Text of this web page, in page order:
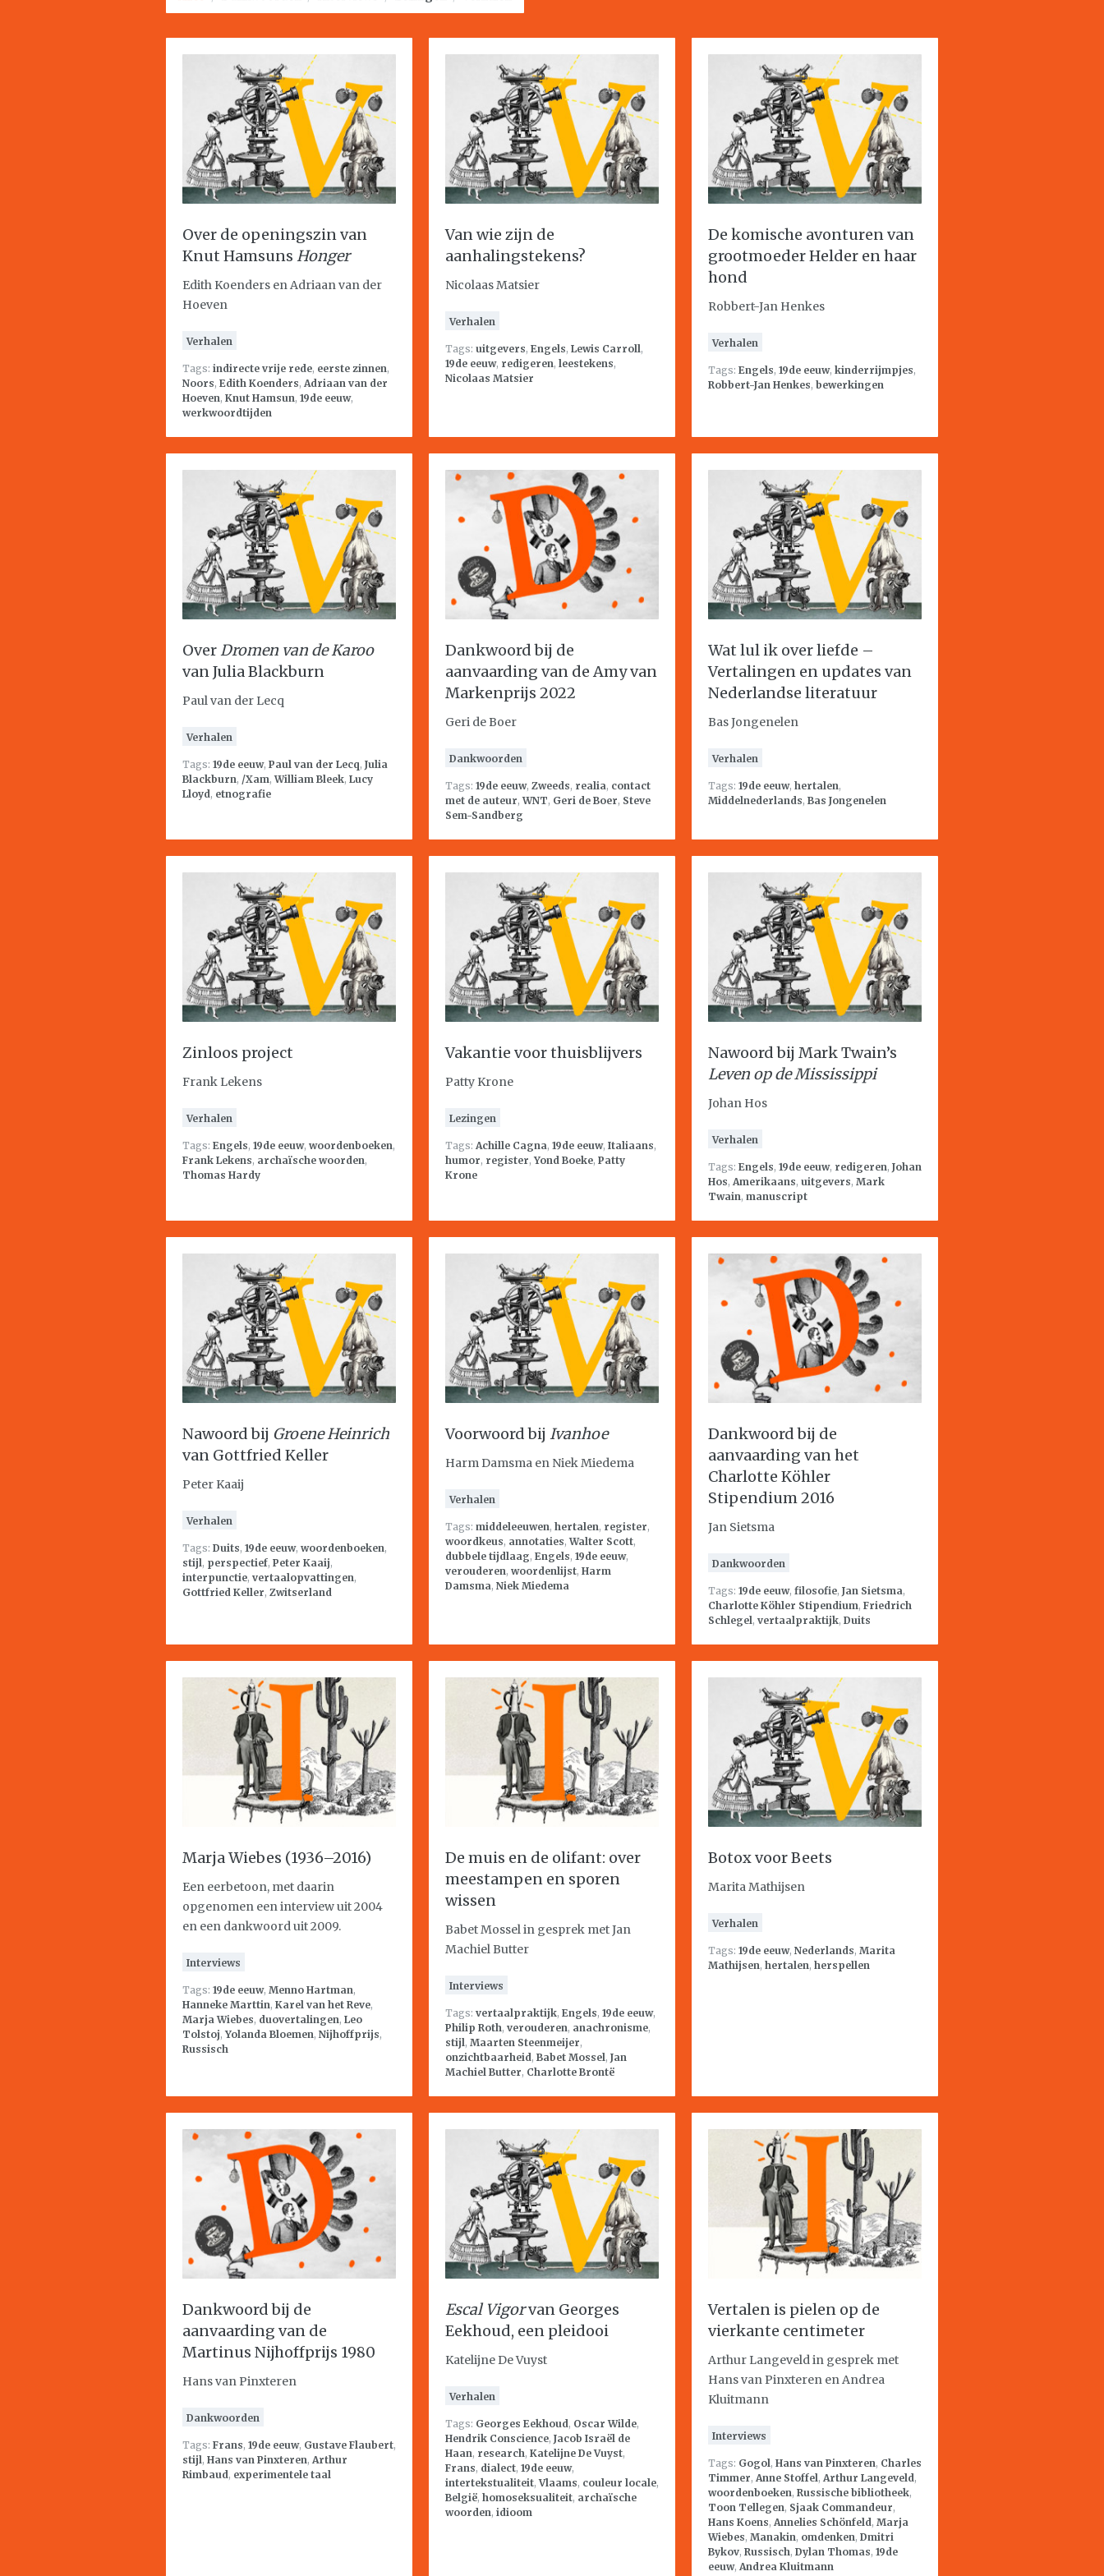
Over de openingszin van
Knut Hamsuns Honger
Edith Koenders en Adriaan van der
Hoeven
Verhalen
Tags: indirecte vrije rede, eerste zinnen,
Noors, Edith Koenders, Adriaan van der
Hoeven, Knut Hamsun, 19de eeuw,
werkwoordtijden
Van wie zijn de
aanhalingstekens?
Nicolaas Matsier
Verhalen
Tags: uitgevers, Engels, Lewis Carroll,
19de eeuw, redigeren, leestekens,
Nicolaas Matsier
De komische avonturen van
grootmoeder Helder en haar
hond
Robbert-Jan Henkes
Verhalen
Tags: Engels, 19de eeuw, kinderrijmpjes,
Robbert-Jan Henkes, bewerkingen
OverDromen van de Karoo
van Julia Blackburn
Paul van der Lecq
Verhalen
Tags: 19de eeuw, Paul van der Lecq, Julia
Blackburn, /Xam,William Bleek, Lucy
Lloyd, etnografie
Dankwoord bij de
aanvaarding van de Amy van
Markenprijs 2022
Geri de Boer
Dankwoorden
Tags: 19de eeuw, Zweeds, realia, contact
met de auteur,WNT, Geri de Boer, Steve
Sem-Sandberg
Wat lul ik over liefde –
Vertalingen en updates van
Nederlandse literatuur
Bas Jongenelen
Verhalen
Tags: 19de eeuw, hertalen,
Middelnederlands, Bas Jongenelen
Zinloos project
Frank Lekens
Verhalen
Tags: Engels, 19de eeuw, woordenboeken,
Frank Lekens, archaïsche woorden,
Thomas Hardy
Vakantie voor thuisblijvers
Patty Krone
Lezingen
Tags: Achille Cagna, 19de eeuw, Italiaans,
humor, register,Yond Boeke, Patty
Krone
Nawoord bij Mark Twain’s
Leven op de Mississippi
Johan Hos
Verhalen
Tags: Engels, 19de eeuw, redigeren, Johan
Hos, Amerikaans, uitgevers, Mark
Twain, manuscript
Nawoord bij Groene Heinrich
van Gottfried Keller
Peter Kaaij
Verhalen
Tags: Duits, 19de eeuw, woordenboeken,
stijl, perspectief, Peter Kaaij,
interpunctie, vertaalopvattingen,
Gottfried Keller, Zwitserland
Voorwoord bij Ivanhoe
Harm Damsma en Niek Miedema
Verhalen
Tags: middeleeuwen, hertalen, register,
woordkeus, annotaties,Walter Scott,
dubbele tijdlaag, Engels, 19de eeuw,
verouderen, woordenlijst, Harm
Damsma, Niek Miedema
Dankwoord bij de
aanvaarding van het
Charlotte Köhler
Stipendium 2016
Jan Sietsma
Dankwoorden
Tags: 19de eeuw, filosofie, Jan Sietsma,
Charlotte Köhler Stipendium, Friedrich
Schlegel, vertaalpraktijk, Duits
Marja Wiebes (1936–2016)
Een eerbetoon, met daarin
opgenomen een interview uit 2004
en een dankwoord uit 2009.
Interviews
Tags: 19de eeuw, Menno Hartman,
Hanneke Marttin, Karel van het Reve,
Marja Wiebes, duovertalingen, Leo
Tolstoj,Yolanda Bloemen, Nijhoffprijs,
Russisch
De muis en de olifant: over
meestampen en sporen
wissen
Babet Mossel in gesprek met Jan
Machiel Butter
Interviews
Tags: vertaalpraktijk, Engels, 19de eeuw,
Philip Roth, verouderen, anachronisme,
stijl, Maarten Steenmeijer,
onzichtbaarheid, Babet Mossel, Jan
Machiel Butter, Charlotte Brontë
Botox voor Beets
Marita Mathijsen
Verhalen
Tags: 19de eeuw, Nederlands, Marita
Mathijsen, hertalen, herspellen
Dankwoord bij de
aanvaarding van de
Martinus Nijhoffprijs 1980
Hans van Pinxteren
Dankwoorden
Tags: Frans, 19de eeuw, Gustave Flaubert,
stijl, Hans van Pinxteren, Arthur
Rimbaud, experimentele taal
Escal Vigorvan Georges
Eekhoud, een pleidooi
Katelijne De Vuyst
Verhalen
Tags: Georges Eekhoud, Oscar Wilde,
Hendrik Conscience, Jacob Israël de
Haan, research, Katelijne De Vuyst,
Frans, dialect, 19de eeuw,
intertekstualiteit,Vlaams, couleur locale,
België, homoseksualiteit, archaïsche
woorden, idioom
Vertalen is pielen op de
vierkante centimeter
Arthur Langeveld in gesprek met
Hans van Pinxteren en Andrea
Kluitmann
Interviews
Tags: Gogol, Hans van Pinxteren, Charles
Timmer, Anne Stoffel, Arthur Langeveld,
woordenboeken, Russische bibliotheek,
Toon Tellegen, Sjaak Commandeur,
Hans Koens, Annelies Schönfeld, Marja
Wiebes, Manakin, omdenken, Dmitri
Bykov, Russisch, Dylan Thomas, 19de
eeuw, Andrea Kluitmann